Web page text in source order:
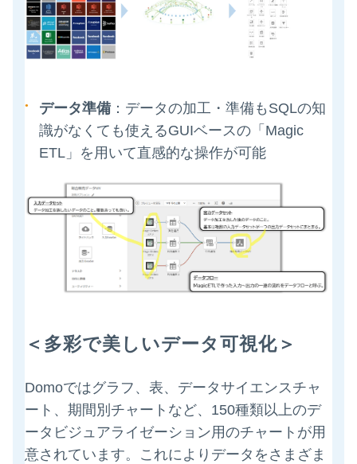
データ準備 ：データの加工・準備もSQLの知
識がなくても使えるGUIベースの「Magic
ETL」を用いて直感的な操作が可能
＜多彩で美しいデータ可視化＞
Domoではグラフ、表、データサイエンスチャ
ート、期間別チャートなど、150種類以上のデ
ータビジュアライゼーション用のチャートが用
意されています。これによりデータをさまざま